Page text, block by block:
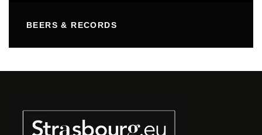
BEERS & RECORDS